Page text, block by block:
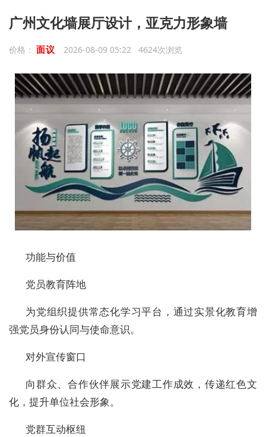
广州文化墙展厅设计，亚克力形象墙
价格： 面议 2026-08-09 05:22 4624次浏览
功能与价值
党员教育阵地
为党组织提供常态化学习平台，通过实景化教育增
强党员身份认同与使命意识。
对外宣传窗口
向群众、合作伙伴展示党建工作成效，传递红色文
化，提升单位社会形象。
党群互动枢纽